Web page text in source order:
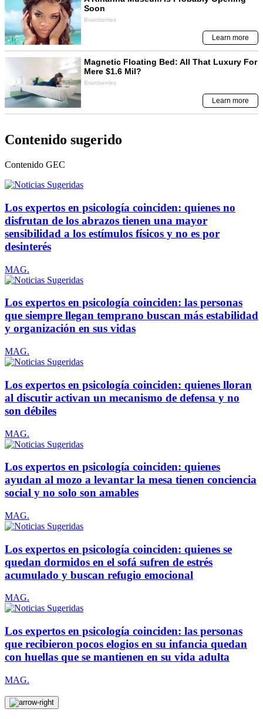
Contenido sugerido
Contenido GEC
Los expertos en psicología coinciden: quienes no
disfrutan de los abrazos tienen una mayor
sensibilidad a los estímulos físicos y no es por
desinterés
MAG.
Los expertos en psicología coinciden: las personas
que siempre llegan temprano buscan más estabilidad
y organización en sus vidas
MAG.
Los expertos en psicología coinciden: quienes lloran
al discutir activan un mecanismo de defensa y no
son débiles
MAG.
Los expertos en psicología coinciden: quienes
ayudan al mozo a levantar la mesa tienen conciencia
social y no solo son amables
MAG.
Los expertos en psicología coinciden: quienes se
quedan dormidos en el sofá sufren de estrés
acumulado y buscan refugio emocional
MAG.
Los expertos en psicología coinciden: las personas
que recibieron pocos elogios en su infancia quedan
con huellas que se mantienen en su vida adulta
MAG.